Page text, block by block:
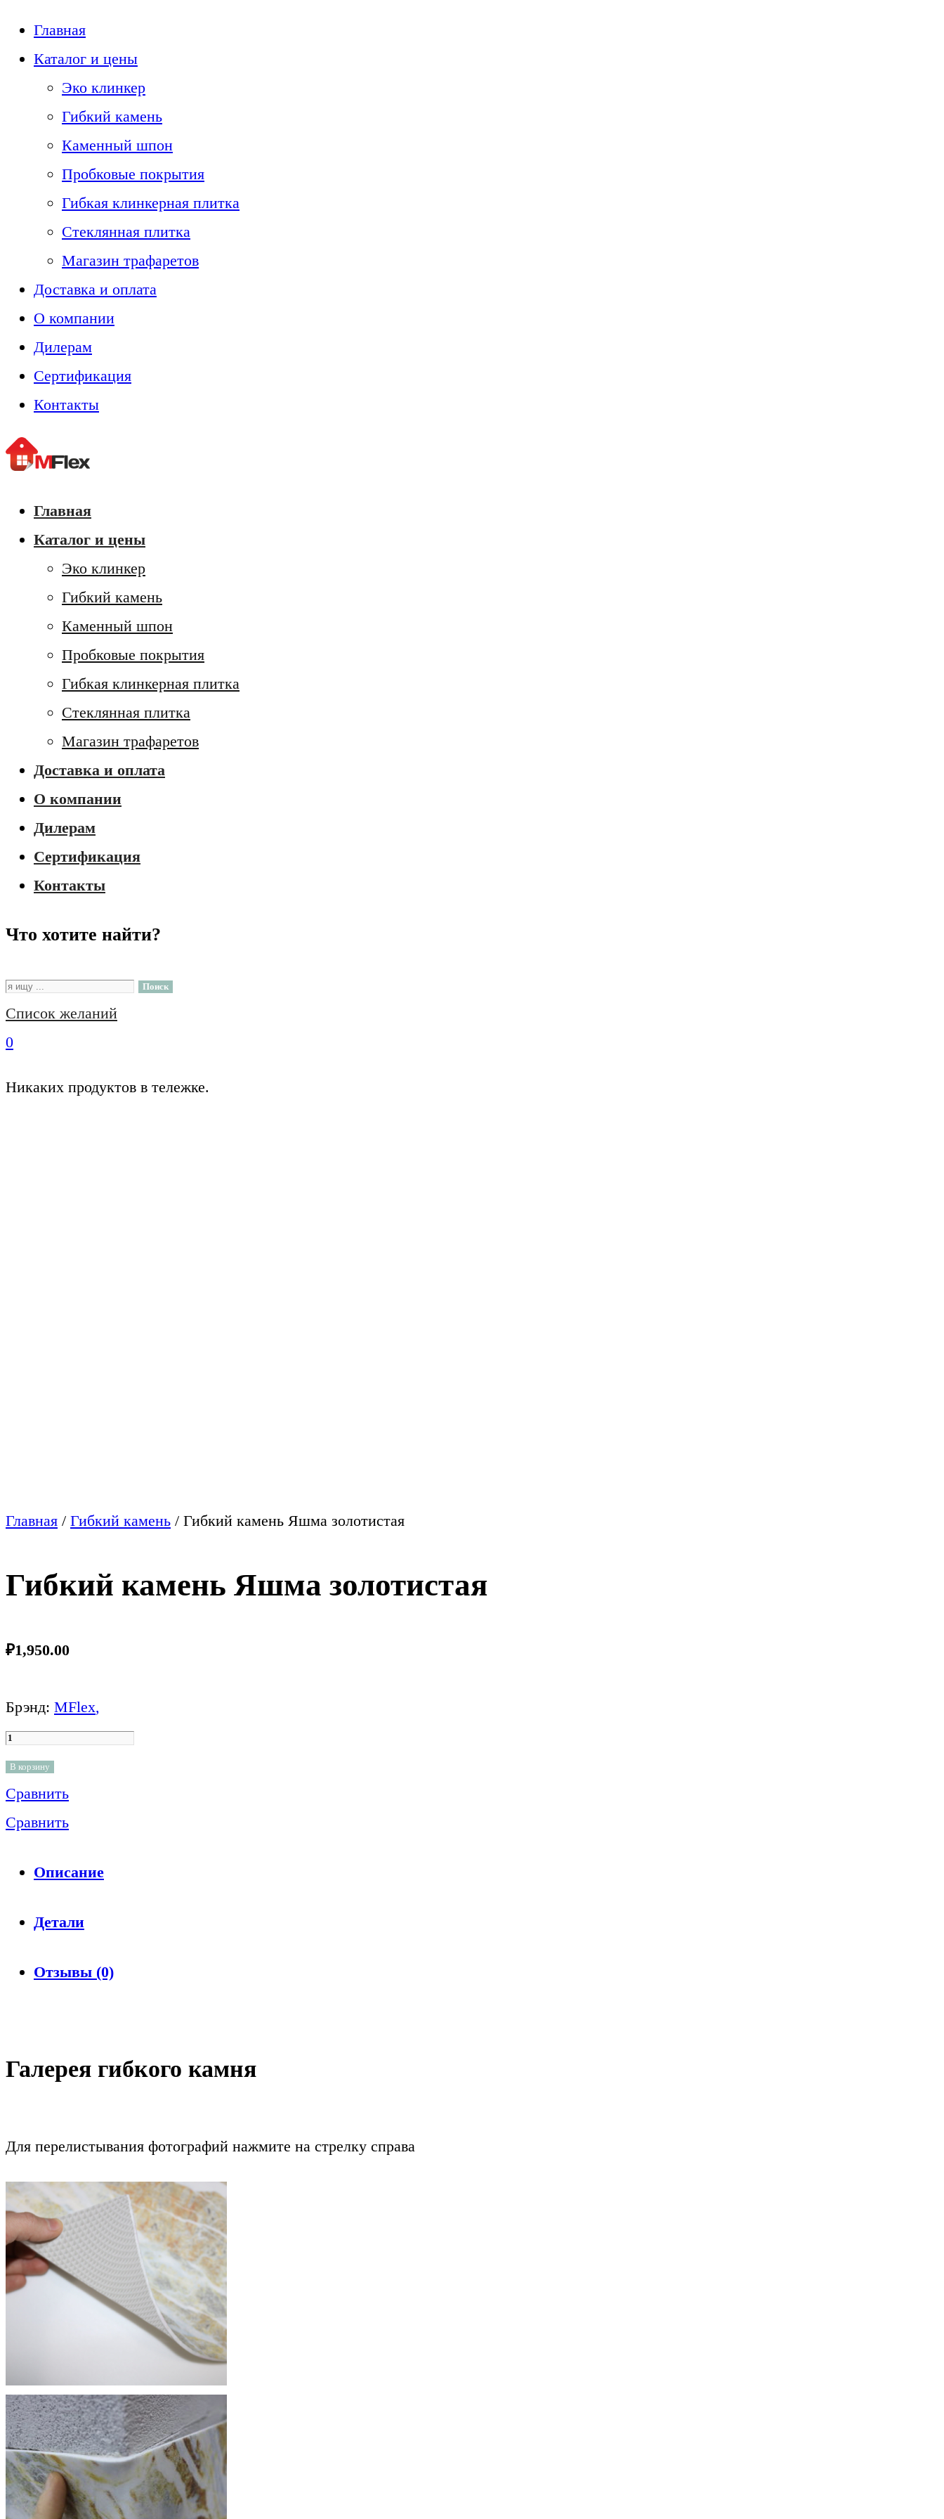
Главная
Каталог и цены
Эко клинкер
Гибкий камень
Каменный шпон
Пробковые покрытия
Гибкая клинкерная плитка
Стеклянная плитка
Магазин трафаретов
Доставка и оплата
О компании
Дилерам
Сертификация
Контакты
Главная
Каталог и цены
Эко клинкер
Гибкий камень
Каменный шпон
Пробковые покрытия
Гибкая клинкерная плитка
Стеклянная плитка
Магазин трафаретов
Доставка и оплата
О компании
Дилерам
Сертификация
Контакты
Что хотите найти?
Поиск
Список желаний
0
Никаких продуктов в тележке.
Главная / Гибкий камень / Гибкий камень Яшма золотистая
Гибкий камень Яшма золотистая
₽1,950.00
Брэнд: MFlex,
В корзину
Сравнить
Сравнить
Описание
Детали
Отзывы (0)
Галерея гибкого камня
Для перелистывания фотографий нажмите на стрелку справа